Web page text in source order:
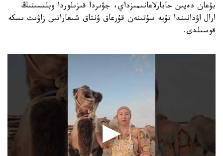
بۇعان دەيىن حابارلاعانىمىزداي، جۋىردا قىزىلوردا وبلىسىنىڭ
ارال اۋدانىندا تۇيە سۇتىنەن قۇرعاق ۇنتاق شىعاراتىن زاۋىت ىسكە
قوسىلدى.